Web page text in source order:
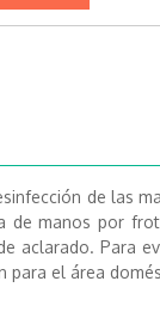
de las
de manos por
aclarado. Para
para el área